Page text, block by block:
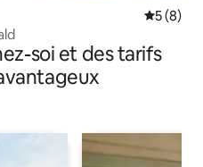
5 (8)
soi et des tarifs